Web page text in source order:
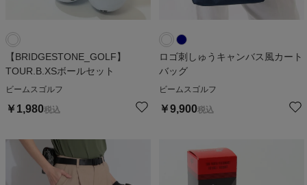
【BRIDGESTONE_GOLF】
TOUR.B.XSボールセット
ビームスゴルフ
￥ 1,980税込
ロゴ刺しゅうキャンバス風カート
バッグ
ビームスゴルフ
￥9,900税込